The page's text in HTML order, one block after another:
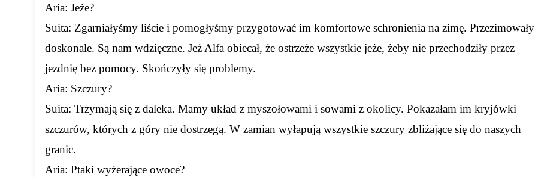
Aria: Jeże?
Suita: Zgarniałyśmy liście i pomogłyśmy przygotować im komfortowe schronienia na zimę. Przezimowały
doskonale. Są nam wdzięczne. Jeż Alfa obiecał, że ostrzeże wszystkie jeże, żeby nie przechodziły przez
jezdnię bez pomocy. Skończyły się problemy.
Aria: Szczury?
Suita: Trzymają się z daleka. Mamy układ z myszołowami i sowami z okolicy. Pokazałam im kryjówki
szczurów, których z góry nie dostrzegą. W zamian wyłapują wszystkie szczury zbliżające się do naszych
granic.
Aria: Ptaki wyżerające owoce?